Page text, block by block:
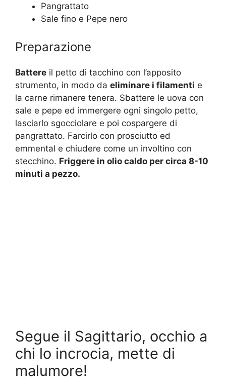
Pangrattato
Sale fino e Pepe nero
Preparazione
Battere il petto di tacchino con l’apposito
strumento, in modo da eliminare i filamenti e
la carne rimanere tenera. Sbattere le uova con
sale e pepe ed immergere ogni singolo petto,
lasciarlo sgocciolare e poi cospargere di
pangrattato. Farcirlo con prosciutto ed
emmental e chiudere come un involtino con
stecchino. Friggere in olio caldo per circa 8-10
minuti a pezzo.
Segue il Sagittario, occhio a
chi lo incrocia, mette di
malumore!